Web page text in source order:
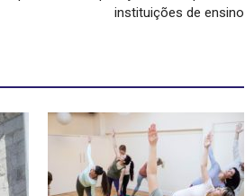
instituições de ensino